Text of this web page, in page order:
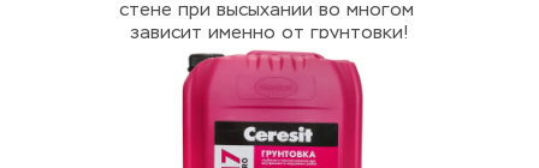
стене при высыхании во многом
зависит именно от грунтовки!